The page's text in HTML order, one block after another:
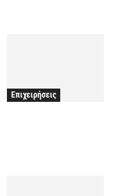
Επιχειρήσεις